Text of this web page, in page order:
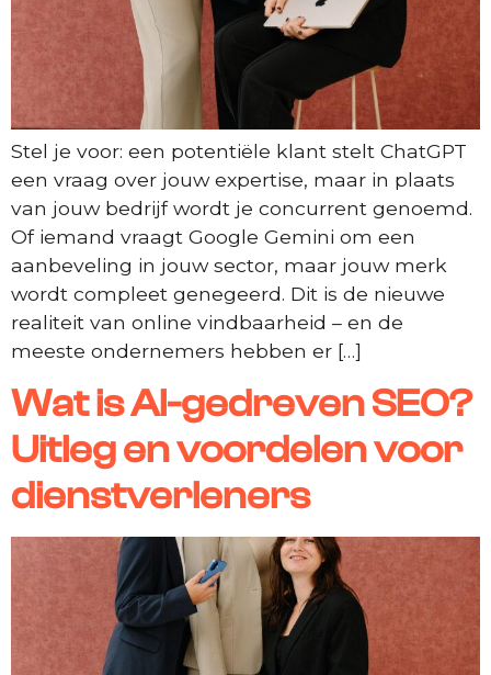
Stel je voor: een potentiële klant stelt ChatGPT
een vraag over jouw expertise, maar in plaats
van jouw bedrijf wordt je concurrent genoemd.
Of iemand vraagt Google Gemini om een
aanbeveling in jouw sector, maar jouw merk
wordt compleet genegeerd. Dit is de nieuwe
realiteit van online vindbaarheid – en de
meeste ondernemers hebben er […]
Wat is AI-gedreven SEO?
Uitleg en voordelen voor
dienstverleners